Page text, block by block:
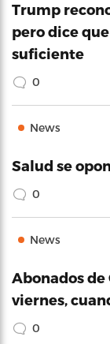
Trump
pero dice
suficiente
0
News
Salud se
0
News
Abonados de
viernes,
0